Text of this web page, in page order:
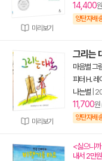
미리보기
14,400
양탄자배
미리보기
그리는
마음별 그
피터 H. 레
나는별
11,700원
양탄자배
<싫으니
내서 2만